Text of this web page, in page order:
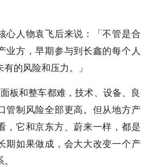
心人物袁飞后来说：「不管是合
业方，早期参与到长鑫的每个人
的风险和压力。」
板和整车都难，技术、设备、良
管制风险全部更高。但从地方产
，它和京东方、蔚来一样，都是
期如果做成，会大大改变一个产